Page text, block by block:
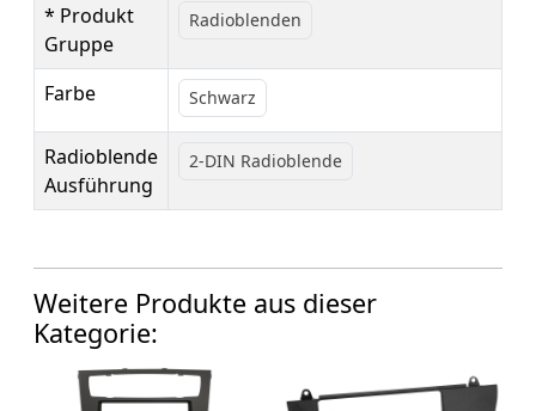
* Produkt
Gruppe
Radioblenden
Farbe Schwarz
Radioblende
Ausführung
2-DIN Radioblende
Weitere Produkte aus dieser
Kategorie: